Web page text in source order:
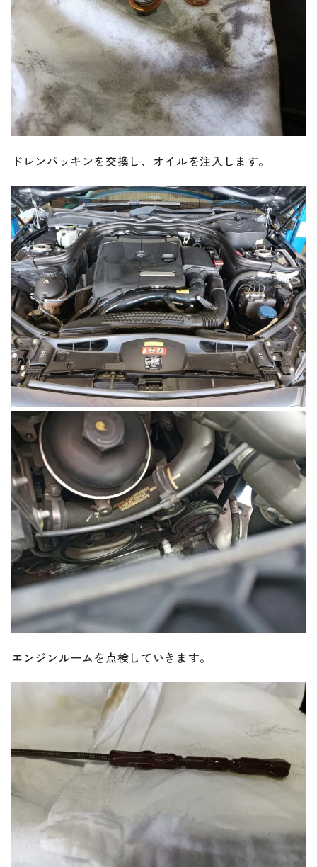
ドレンパッキンを交換し、オイルを注入します。
エンジンルームを点検していきます。